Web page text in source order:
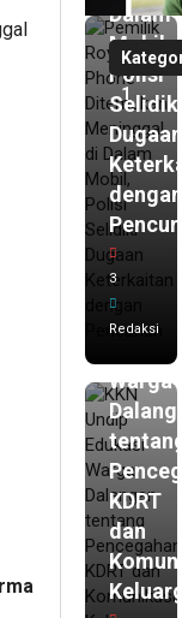
1
Dalam
Mobil,
Polisi
Selidiki
Dugaan
dengan
3
Redaksi
3
jam
KKN
Undip
Edukasi
Warga
tentang
KDRT
dan